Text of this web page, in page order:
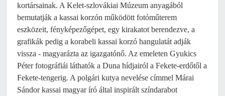
kortársainak. A Kelet-szlovákiai Múzeum anyagából
bemutatják a kassai korzón működött fotóműterem
eszközeit, fényképezőgépet, egy kirakatot berendezve, a
grafikák pedig a korabeli kassai korzó hangulatát adják
vissza - magyarázta az igazgatónő. Az emeleten Gyukics
Péter fotográfiái láthatók a Duna hídjairól a Fekete-erdőtől a
Fekete-tengerig. A polgári kutya nevelése címmel Márai
Sándor kassai magyar író által inspirált színdarabot